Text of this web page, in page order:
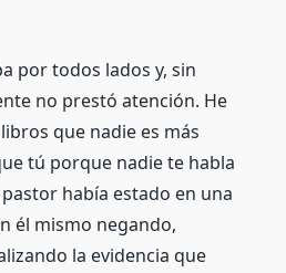
por todos lados y, sin
no prestó atención. He
que nadie es más
tú porque nadie te habla
había estado en una
él mismo negando,
la evidencia que